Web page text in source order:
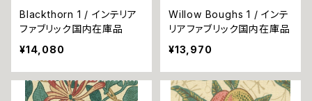
Blackthorn 1 / インテリア
ファブリック国内在庫品
¥14,080
Willow Boughs 1 / インテ
リアファブリック国内在庫品
¥13,970